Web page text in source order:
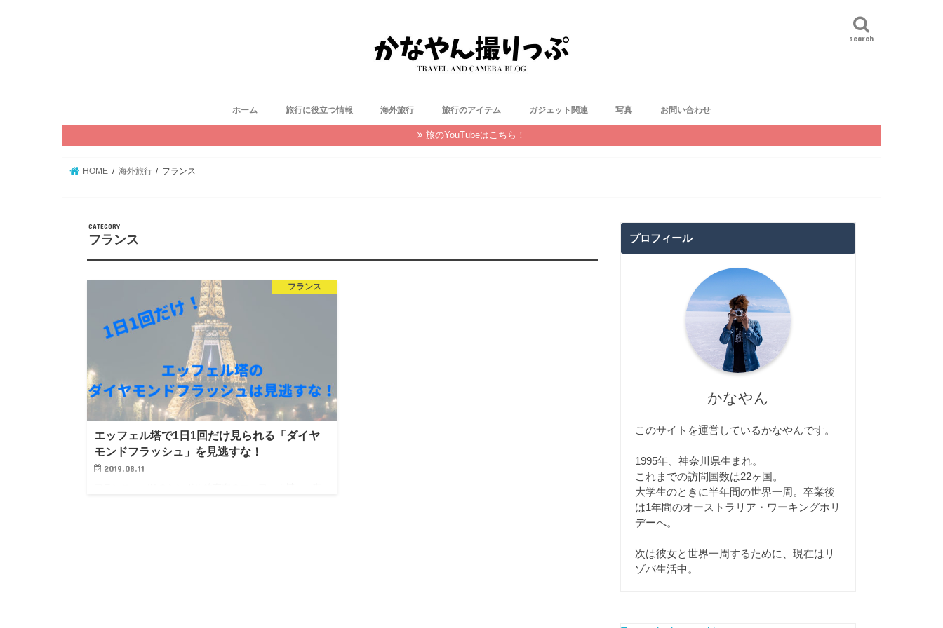
search
ホーム 旅行に役立つ情報 海外旅行 旅行のアイテム ガジェット関連 写真 お問い合わせ
旅のYouTubeはこちら！
HOME 海外旅行 フランス
フランス
フランス
エッフェル塔で1日1回だけ見られる「ダイヤ
モンドフラッシュ」を見逃すな！
2019.08.11
プロフィール
かなやん
このサイトを運営しているかなやんです。
1995年、神奈川県生まれ。
これまでの訪問国数は22ヶ国。
大学生のときに半年間の世界一周。卒業後
は1年間のオーストラリア・ワーキングホリ
デーへ。
次は彼女と世界一周するために、現在はリ
ゾバ生活中。